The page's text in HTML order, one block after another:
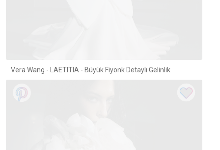
Vera Wang - LAETITIA - Büyük Fiyonk Detaylı Gelinlik